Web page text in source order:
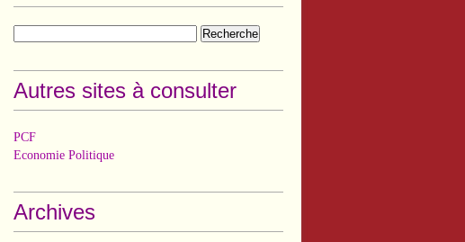
Autres sites à consulter
PCF
Economie Politique
Archives